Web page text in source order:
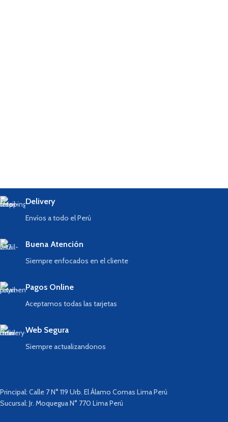
Delivery
Envíos a todo el Perú
Buena Atención
Siempre enfocados en el cliente
Pagos Online
Aceptamos todas las tarjetas
Web Segura
Siempre actualizandonos
Principal: Calle 7 N° 119 Urb. El Álamo Comas Lima Perú
Sucursal: Jr. Moquegua N° 770 Lima Perú